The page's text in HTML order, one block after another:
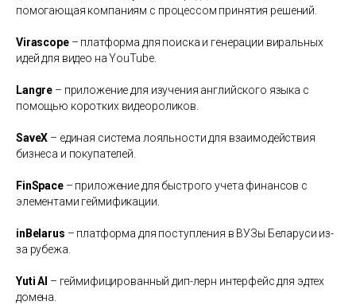
помогающая компаниям с процессом принятия решений.
Virascope– платформа для поиска и генерации виральных
идей для видео на YouTube.
Langre – приложение для изучения английского языка с
помощью коротких видеороликов.
SaveX – единая система лояльности для взаимодействия
бизнеса и покупателей.
FinSpace– приложение для быстрого учета финансов с
элементами геймификации.
inBelarus – платформа для поступления в ВУЗы Беларуси из-
за рубежа.
Yuti AI – геймифицированный дип-лерн интерфейс для эдтех
домена.